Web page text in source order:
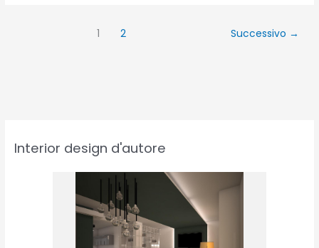
1 2 Successivo →
Interior design d'autore